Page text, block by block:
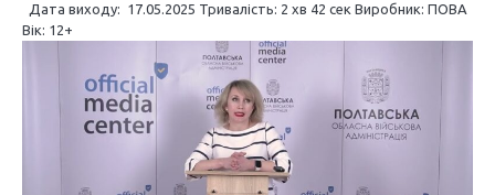
сДата виходу: 17.05.2025 Тривалість: 2 хв 42 сек Виробник: ПОВА
Вік: 12+